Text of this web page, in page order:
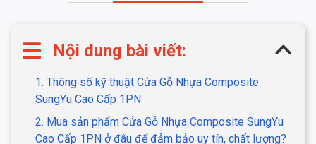
Nội dung bài viết:
1. Thông số kỹ thuật Cửa Gỗ Nhựa Composite
SungYu Cao Cấp 1PN
2. Mua sản phẩm Cửa Gỗ Nhựa Composite SungYu
Cao Cấp 1PN ở đâu để đảm bảo uy tín, chất lượng?